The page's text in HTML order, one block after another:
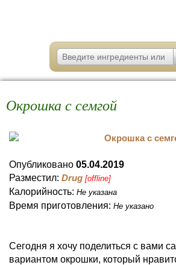
Окрошка с семгой
Опубликовано 05.04.2019
Разместил: Drug [offline]
Калорийность: Не указана
Время приготовления: Не указано
Сегодня я хочу поделиться с вами
вариантом окрошки, который